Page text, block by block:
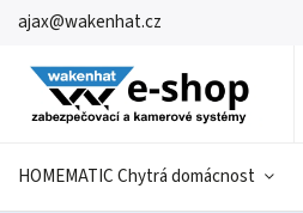
ajax@wakenhat.cz
HOMEMATIC Chytrá domácnost